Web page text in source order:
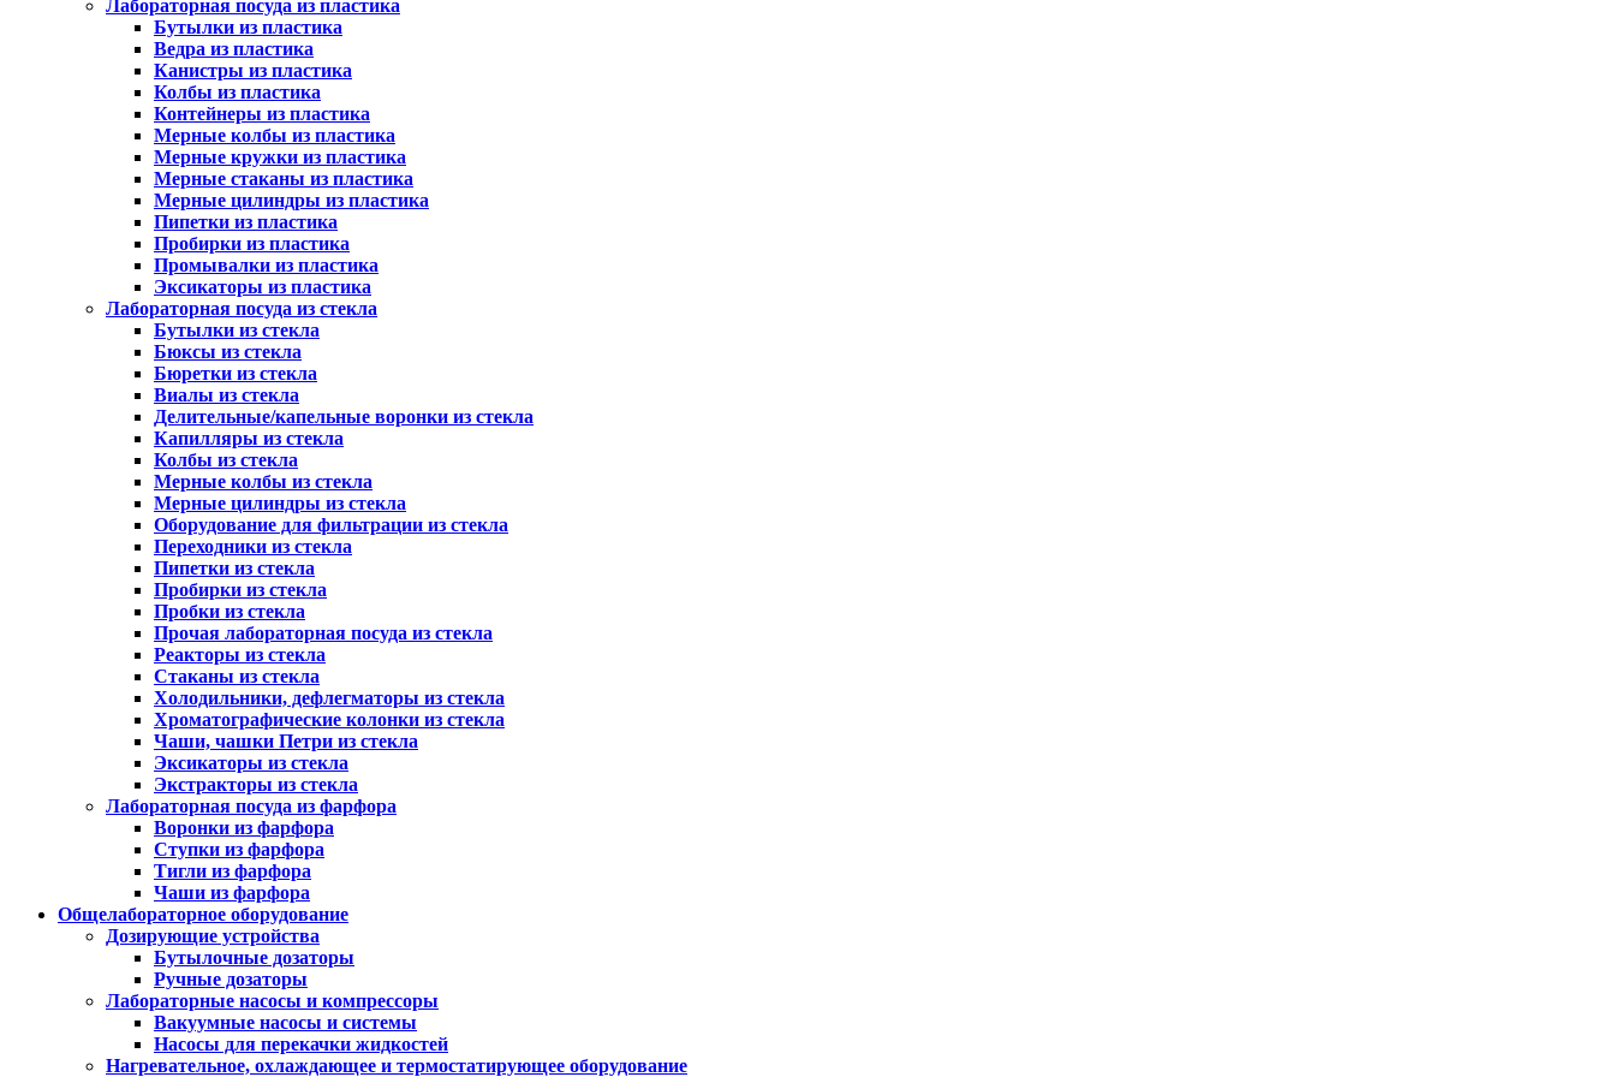
Лабораторная посуда из пластика
Бутылки из пластика
Ведра из пластика
Канистры из пластика
Колбы из пластика
Контейнеры из пластика
Мерные колбы из пластика
Мерные кружки из пластика
Мерные стаканы из пластика
Мерные цилиндры из пластика
Пипетки из пластика
Пробирки из пластика
Промывалки из пластика
Эксикаторы из пластика
Лабораторная посуда из стекла
Бутылки из стекла
Бюксы из стекла
Бюретки из стекла
Виалы из стекла
Делительные/капельные воронки из стекла
Капилляры из стекла
Колбы из стекла
Мерные колбы из стекла
Мерные цилиндры из стекла
Оборудование для фильтрации из стекла
Переходники из стекла
Пипетки из стекла
Пробирки из стекла
Пробки из стекла
Прочая лабораторная посуда из стекла
Реакторы из стекла
Стаканы из стекла
Холодильники, дефлегматоры из стекла
Хроматографические колонки из стекла
Чаши, чашки Петри из стекла
Эксикаторы из стекла
Экстракторы из стекла
Лабораторная посуда из фарфора
Воронки из фарфора
Ступки из фарфора
Тигли из фарфора
Чаши из фарфора
Общелабораторное оборудование
Дозирующие устройства
Бутылочные дозаторы
Ручные дозаторы
Лабораторные насосы и компрессоры
Вакуумные насосы и системы
Насосы для перекачки жидкостей
Нагревательное, охлаждающее и термостатирующее оборудование